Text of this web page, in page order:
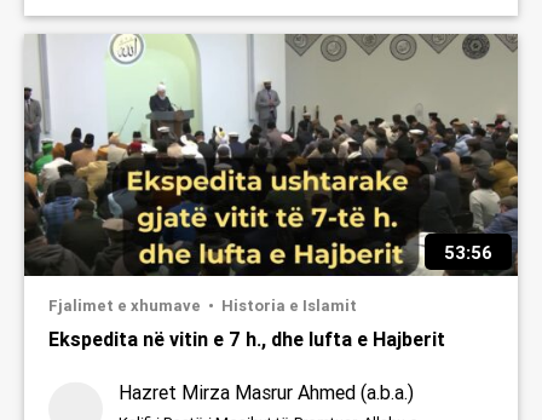
53:56
Fjalimet e xhumave Historia e Islamit
Ekspedita në vitin e 7 h., dhe lufta e Hajberit
Hazret Mirza Masrur Ahmed (a.b.a.)